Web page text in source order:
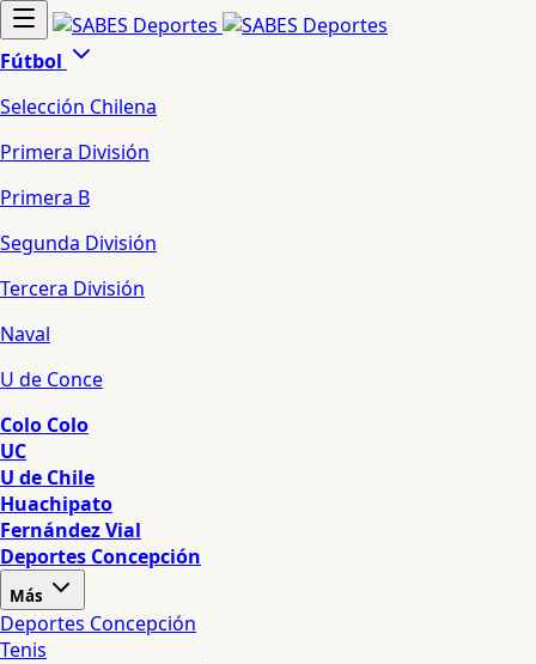
Fútbol
Selección Chilena
Primera División
Primera B
Segunda División
Tercera División
Naval
U de Conce
Colo Colo
UC
U de Chile
Huachipato
Fernández Vial
Deportes Concepción
Más
Deportes Concepción
Tenis